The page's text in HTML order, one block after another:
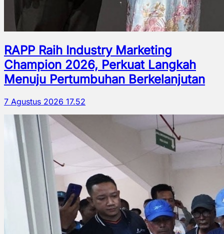
RAPP Raih Industry Marketing
Champion 2026, Perkuat Langkah
Menuju Pertumbuhan Berkelanjutan
7 Agustus 2026 17.52